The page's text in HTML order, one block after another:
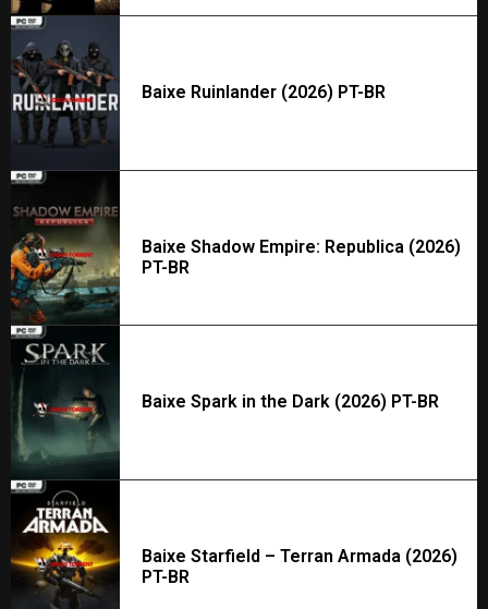
Baixe Ruinlander (2026) PT-BR
Baixe Shadow Empire: Republica (2026)
PT-BR
Baixe Spark in the Dark (2026) PT-BR
Baixe Starfield – Terran Armada (2026)
PT-BR